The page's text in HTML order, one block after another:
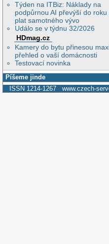
Týden na ITBiz: Náklady na
podpůrnou AI převýší do roku
plat samotného vývo
Událo se v týdnu 32/2026
HDmag.cz
Kamery do bytu přinesou
přehled o vaší domácnosti
Testovací novinka
Píšeme jinde
ISSN 1214-1267 www.czech-